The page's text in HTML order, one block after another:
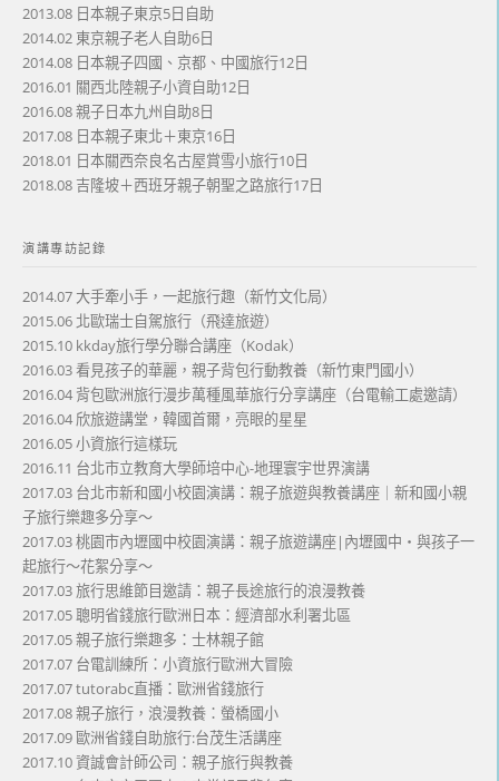
2013.08 日本親子東京5日自助
2014.02 東京親子老人自助6日
2014.08 日本親子四國、京都、中國旅行12日
2016.01 關西北陸親子小資自助12日
2016.08 親子日本九州自助8日
2017.08 日本親子東北＋東京16日
2018.01 日本關西奈良名古屋賞雪小旅行10日
2018.08 吉隆坡＋西班牙親子朝聖之路旅行17日
演講專訪記錄
2014.07 大手牽小手，一起旅行趣（新竹文化局）
2015.06 北歐瑞士自駕旅行（飛達旅遊）
2015.10 kkday旅行學分聯合講座（Kodak）
2016.03 看見孩子的華麗，親子背包行動教養（新竹東門國小）
2016.04 背包歐洲旅行漫步萬種風華旅行分享講座（台電輸工處邀請）
2016.04 欣旅遊講堂，韓國首爾，亮眼的星星
2016.05 小資旅行這樣玩
2016.11 台北市立教育大學師培中心-地理寰宇世界演講
2017.03 台北市新和國小校園演講：親子旅遊與教養講座｜新和國小親
子旅行樂趣多分享～
2017.03 桃園市內壢國中校園演講：親子旅遊講座|內壢國中・與孩子一
起旅行～花絮分享～
2017.03 旅行思維節目邀請：親子長途旅行的浪漫教養
2017.05 聰明省錢旅行歐洲日本：經濟部水利署北區
2017.05 親子旅行樂趣多：士林親子館
2017.07 台電訓練所：小資旅行歐洲大冒險
2017.07 tutorabc直播：歐洲省錢旅行
2017.08 親子旅行，浪漫教養：螢橋國小
2017.09 歐洲省錢自助旅行:台茂生活講座
2017.10 資誠會計師公司：親子旅行與教養